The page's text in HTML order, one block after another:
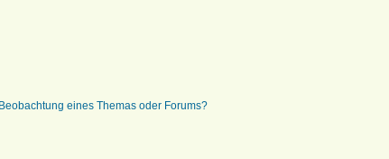
eines Themas oder Forums?